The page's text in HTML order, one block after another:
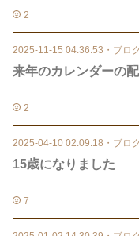
2
2025-11-15 04:36:53 ・ ブロ
来年のカレンダーの
2
2025-04-10 02:09:18 ・ ブロ
15歳になりました
7